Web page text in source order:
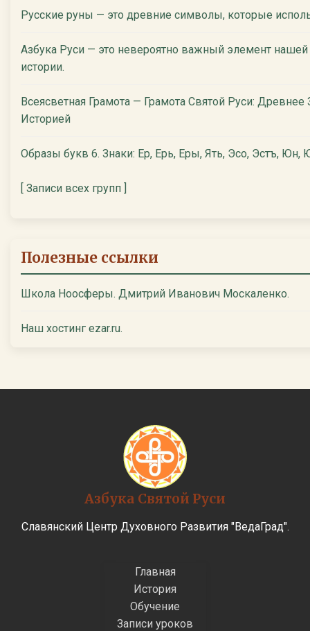
Русские руны — это древние символы, которые
Азбука Руси — это невероятно важный элемент
истории.
Всеясветная Грамота — Грамота Святой Руси:
Историей
Образы букв 6. Знаки: Ер, Ерь, Еры, Ять, Эсо, Эстъ, Юн,
[ Записи всех групп ]
Полезные ссылки
Школа Ноосферы. Дмитрий Иванович Москаленко.
Наш хостинг ezar.ru.
Азбука Святой Руси
Славянский Центр Духовного Развития "ВедаГрад".
Главная
История
Обучение
Записи уроков